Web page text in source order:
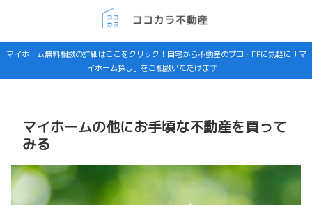
マイホーム無料相談の詳細はここをクリック！自宅から不動産のプロ・FPに気軽に「マ
イホーム探し」をご相談いただけます！
マイホームの他にお手頃な不動産を買って
みる